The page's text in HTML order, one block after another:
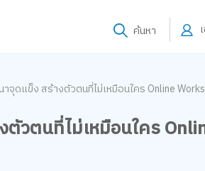
ค้นหา
ดแข็ง สร้างตัวตนที่ไม่เหมือนใคร Online
วตนที่ไม่เหมือนใคร